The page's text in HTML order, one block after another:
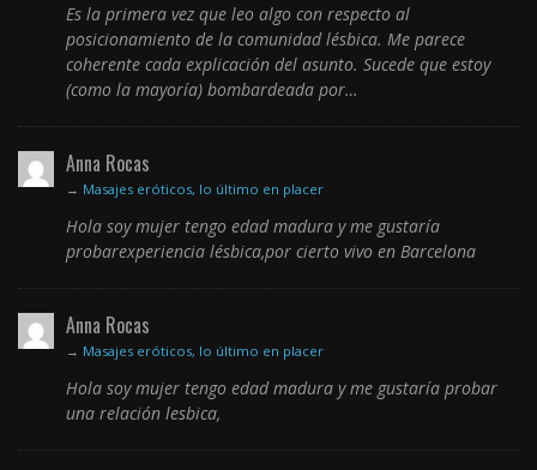
Es la primera vez que leo algo con respecto al
posicionamiento de la comunidad lésbica. Me parece
coherente cada explicación del asunto. Sucede que estoy
(como la mayoría) bombardeada por…
Anna Rocas
→ Masajes eróticos, lo último en placer
Hola soy mujer tengo edad madura y me gustaría
probarexperiencia lésbica,por cierto vivo en Barcelona
Anna Rocas
→ Masajes eróticos, lo último en placer
Hola soy mujer tengo edad madura y me gustaría probar
una relación lesbica,